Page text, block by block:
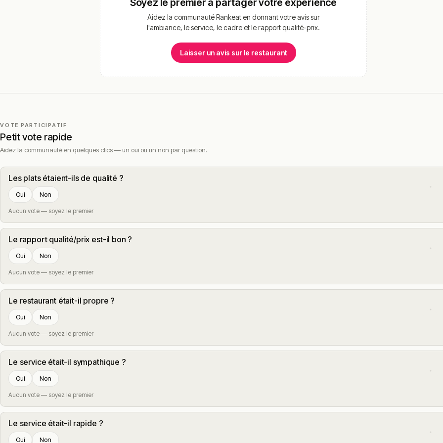
Aidez la communauté Rankeat en donnant votre avis sur
l'ambiance, le service, le cadre et le rapport qualité-prix.
Laisser un avis sur le restaurant
VOTE PARTICIPATIF
Petit vote rapide
Aidez la communauté en quelques clics — un oui ou un non par question.
Les plats étaient-ils de qualité ?
Oui Non
Aucun vote — soyez le premier
Le rapport qualité/prix est-il bon ?
Oui Non
Aucun vote — soyez le premier
Le restaurant était-il propre ?
Oui Non
Aucun vote — soyez le premier
Le service était-il sympathique ?
Oui Non
Aucun vote — soyez le premier
Le service était-il rapide ?
Oui Non